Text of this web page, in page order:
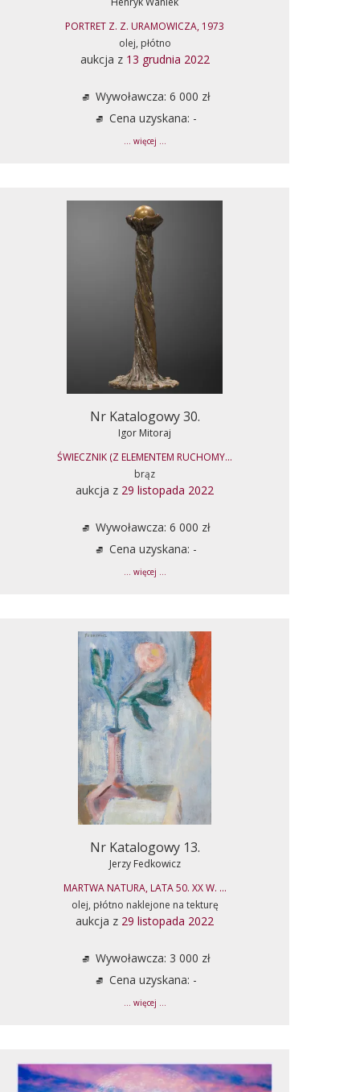
PORTRET Z. Z. URAMOWICZA, 1973
olej, płótno
aukcja z 13 grudnia 2022
Wywoławcza: 6 000 zł
Cena uzyskana: -
... więcej ...
Nr Katalogowy 30.
Igor Mitoraj
ŚWIECZNIK (Z ELEMENTEM RUCHOMY...
brąz
aukcja z 29 listopada 2022
Wywoławcza: 6 000 zł
Cena uzyskana: -
... więcej ...
Nr Katalogowy 13.
Jerzy Fedkowicz
MARTWA NATURA, LATA 50. XX W. ...
olej, płótno naklejone na tekturę
aukcja z 29 listopada 2022
Wywoławcza: 3 000 zł
Cena uzyskana: -
... więcej ...